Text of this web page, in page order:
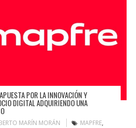
POR LA INNOVACIÓN Y
DIGITAL ADQUIRIENDO UNA
MARÍN MORÁN MAPFRE,